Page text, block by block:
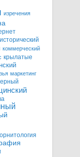
изречения
исторический
коммерческий
крылатые
маркетинг
орнитология